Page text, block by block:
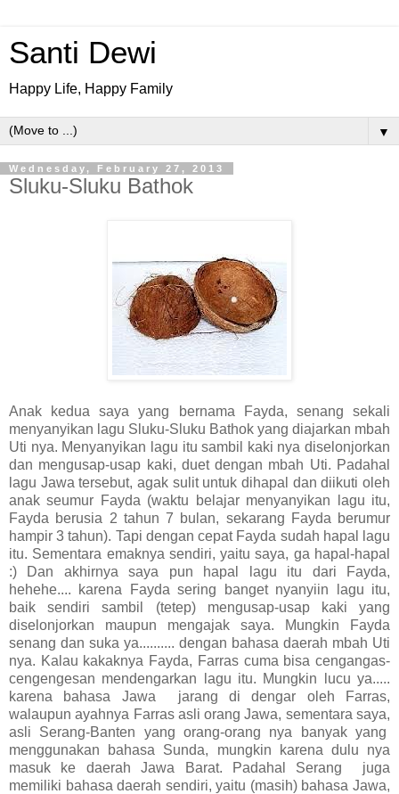
Santi Dewi
Happy Life, Happy Family
▼
Wednesday, February 27, 2013
Sluku-Sluku Bathok
Anak kedua saya yang bernama Fayda, senang sekali
menyanyikan lagu Sluku-Sluku Bathok yang diajarkan mbah
Uti nya. Menyanyikan lagu itu sambil kaki nya diselonjorkan
dan mengusap-usap kaki, duet dengan mbah Uti. Padahal
lagu Jawa tersebut, agak sulit untuk dihapal dan diikuti oleh
anak seumur Fayda (waktu belajar menyanyikan lagu itu,
Fayda berusia 2 tahun 7 bulan, sekarang Fayda berumur
hampir 3 tahun). Tapi dengan cepat Fayda sudah hapal lagu
itu. Sementara emaknya sendiri, yaitu saya, ga hapal-hapal
:) Dan akhirnya saya pun hapal lagu itu dari Fayda,
hehehe.... karena Fayda sering banget nyanyiin lagu itu,
baik sendiri sambil (tetep) mengusap-usap kaki yang
diselonjorkan maupun mengajak saya. Mungkin Fayda
senang dan suka ya.......... dengan bahasa daerah mbah Uti
nya. Kalau kakaknya Fayda, Farras cuma bisa cengangas-
cengengesan mendengarkan lagu itu. Mungkin lucu ya.....
karena bahasa Jawa jarang di dengar oleh Farras,
walaupun ayahnya Farras asli orang Jawa, sementara saya,
asli Serang-Banten yang orang-orang nya banyak yang
menggunakan bahasa Sunda, mungkin karena dulu nya
masuk ke daerah Jawa Barat. Padahal Serang juga
memiliki bahasa daerah sendiri, yaitu (masih) bahasa Jawa,